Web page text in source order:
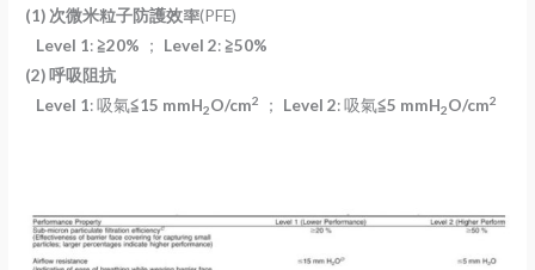
(1) 次微米粒子防護效率(PFE)
Level 1:≧20% ； Level 2:≧50%
(2)呼吸阻抗
Level 1: 吸氣≦15 mmH2O/cm2 ； Level 2: 吸氣≦5 mmH2O/cm2